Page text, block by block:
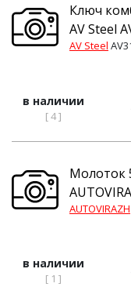
Ключ
AV Steel
AV Steel
в наличии
[ 4 ]
Молоток
AUTOVIRAZH
в наличии
[ 1 ]